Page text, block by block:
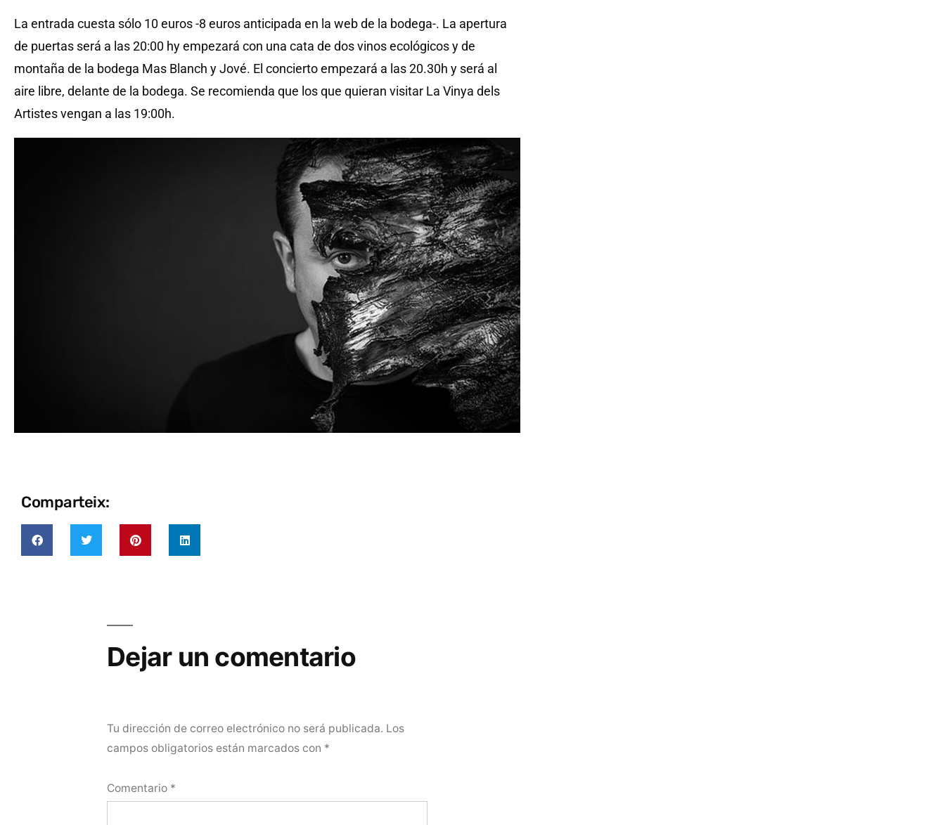
La entrada cuesta sólo 10 euros -8 euros anticipada en la web de la bodega-. La apertura
de puertas será a las 20:00 hy empezará con una cata de dos vinos ecológicos y de
montaña de la bodega Mas Blanch y Jové. El concierto empezará a las 20.30h y será al
aire libre, delante de la bodega. Se recomienda que los que quieran visitar La Vinya dels
Artistes vengan a las 19:00h.
Comparteix:
Dejar un comentario
Tu dirección de correo electrónico no será publicada. Los
campos obligatorios están marcados con *
Comentario *